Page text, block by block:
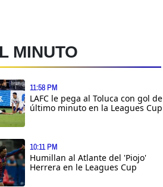
MINUTO
11:58 PM
LAFC le pega al Toluca con gol de
último minuto en la Leagues Cup
10:11 PM
Humillan al Atlante del 'Piojo'
Herrera en le Leagues Cup